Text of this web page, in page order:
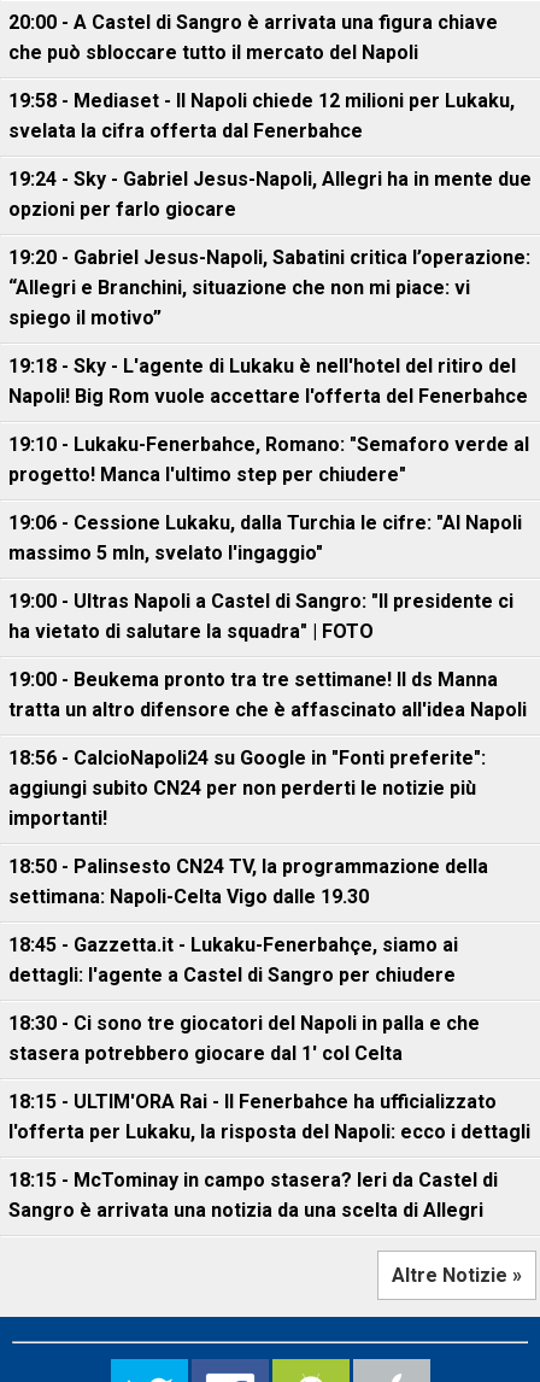
20:00 - A Castel di Sangro è arrivata una figura chiave
che può sbloccare tutto il mercato del Napoli
19:58 - Mediaset - Il Napoli chiede 12 milioni per Lukaku,
svelata la cifra offerta dal Fenerbahce
19:24 - Sky - Gabriel Jesus-Napoli, Allegri ha in mente due
opzioni per farlo giocare
19:20 - Gabriel Jesus-Napoli, Sabatini critica l’operazione:
“Allegri e Branchini, situazione che non mi piace: vi
spiego il motivo”
19:18 - Sky - L'agente di Lukaku è nell'hotel del ritiro del
Napoli! Big Rom vuole accettare l'offerta del Fenerbahce
19:10 - Lukaku-Fenerbahce, Romano: "Semaforo verde al
progetto! Manca l'ultimo step per chiudere"
19:06 - Cessione Lukaku, dalla Turchia le cifre: "Al Napoli
massimo 5 mln, svelato l'ingaggio"
19:00 - Ultras Napoli a Castel di Sangro: "Il presidente ci
ha vietato di salutare la squadra" | FOTO
19:00 - Beukema pronto tra tre settimane! Il ds Manna
tratta un altro difensore che è affascinato all'idea Napoli
18:56 - CalcioNapoli24 su Google in "Fonti preferite":
aggiungi subito CN24 per non perderti le notizie più
importanti!
18:50 - Palinsesto CN24 TV, la programmazione della
settimana: Napoli-Celta Vigo dalle 19.30
18:45 - Gazzetta.it - Lukaku-Fenerbahçe, siamo ai
dettagli: l'agente a Castel di Sangro per chiudere
18:30 - Ci sono tre giocatori del Napoli in palla e che
stasera potrebbero giocare dal 1' col Celta
18:15 - ULTIM'ORA Rai - Il Fenerbahce ha ufficializzato
l'offerta per Lukaku, la risposta del Napoli: ecco i dettagli
18:15 - McTominay in campo stasera? Ieri da Castel di
Sangro è arrivata una notizia da una scelta di Allegri
Altre Notizie »